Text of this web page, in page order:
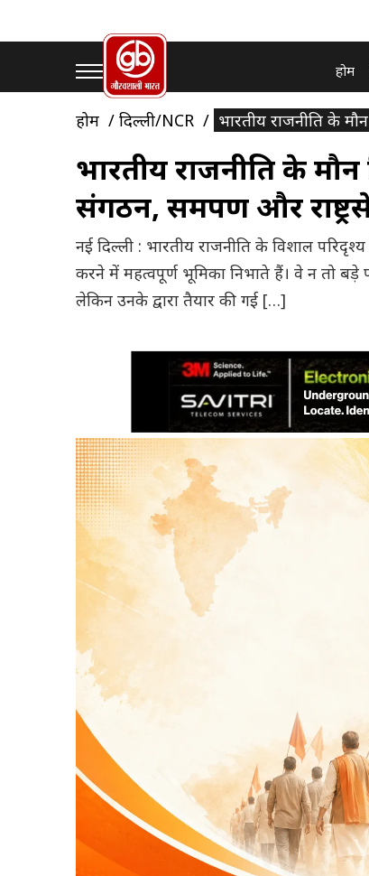
होम
होम दिल्ली/NCR भारतीय राजनीति के
भारतीय राजनीति के
संगठन, समर्पण और
नई दिल्ली : भारतीय राजनीति के विशाल
करने में महत्वपूर्ण भूमिका निभाते हैं। वे न तो बड़े
लेकिन उनके द्वारा तैयार की गई […]